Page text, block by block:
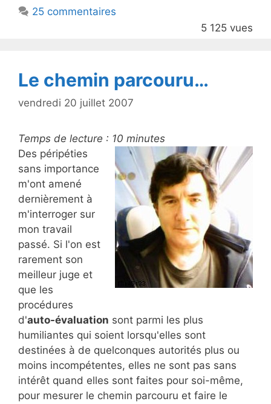
o
25 commentaires
5 125 vues
Le chemin parcouru…
vendredi 20 juillet 2007
Temps de lecture : 10 minutes
Des péripéties
sans importance
m'ont amené
dernièrement à
m'interroger sur
mon travail
passé. Si l'on est
rarement son
meilleur juge et
que les
procédures
d'auto-évaluation sont parmi les plus
humiliantes qui soient lorsqu'elles sont
destinées à de quelconques autorités plus ou
moins incompétentes, elles ne sont pas sans
intérêt quand elles sont faites pour soi-même,
pour mesurer le chemin parcouru et faire le